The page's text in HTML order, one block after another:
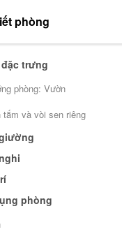
Đăng nhập
Lâm Đồng - 0845023456
phòng
trưng
phòng: Vườn
tắm và vòi sen riêng
phòng